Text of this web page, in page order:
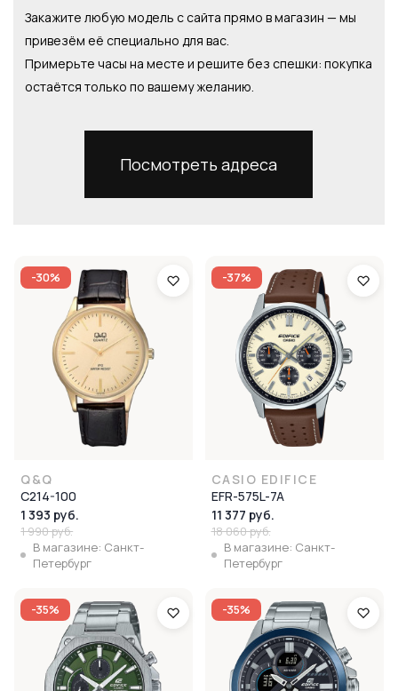
Закажите любую модель с сайта прямо в магазин — мы
привезём её специально для вас.
Примерьте часы на месте и решите без спешки: покупка
остаётся только по вашему желанию.
Посмотреть адреса
-30%
Q&Q
C214-100
1 393 руб.
1 990 руб.
В магазине: Санкт-
Петербург
-37%
CASIO EDIFICE
EFR-575L-7A
11 377 руб.
18 060 руб.
В магазине: Санкт-
Петербург
-35% -35%